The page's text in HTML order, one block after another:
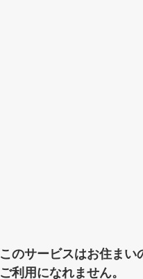
このサービスはお住まい
ご利用になれません。